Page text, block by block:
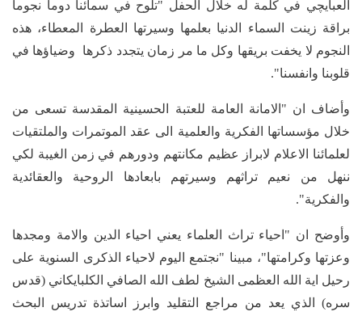
العبايچي في كلمة له خلال الحفل "تلوح في سمائنا دوما نجوما
براقة زينت السماء الدنيا بعلمها وسيرتها العطرة المعطاء، هذه
النجوم لا يخفت بريقها وكل ما مر زمان يتجدد ذكرها وضياؤها في
قلوبنا وانفسنا".
وأضاف ان "الامانة العامة للعتبة الحسينية المقدسة تسعى من
خلال مؤسساتها الفكرية والعلمية الى عقد الموتمرات والملتقيات
لعلمائنا الاعلام لابراز عظيم مكانتهم ودورهم في زمن الغيبة لكي
ننهل من نعيم تراثهم وسيرتهم بابعادها الروحية والعقائدية
والفكرية".
وأوضح ان "احياء تراث العلماء يعني احياء الدين والامة ومجدها
وعزتها وكرامتها"، مبينا "نجتمع اليوم لاحياء الذكرى السنوية على
رحيل اية الله العظمى الشيخ لطف الله الصافي الكلبايكاني (قدس
سره) الذي يعد من مراجع التقليد وابرز اساتذة تدريس البحث